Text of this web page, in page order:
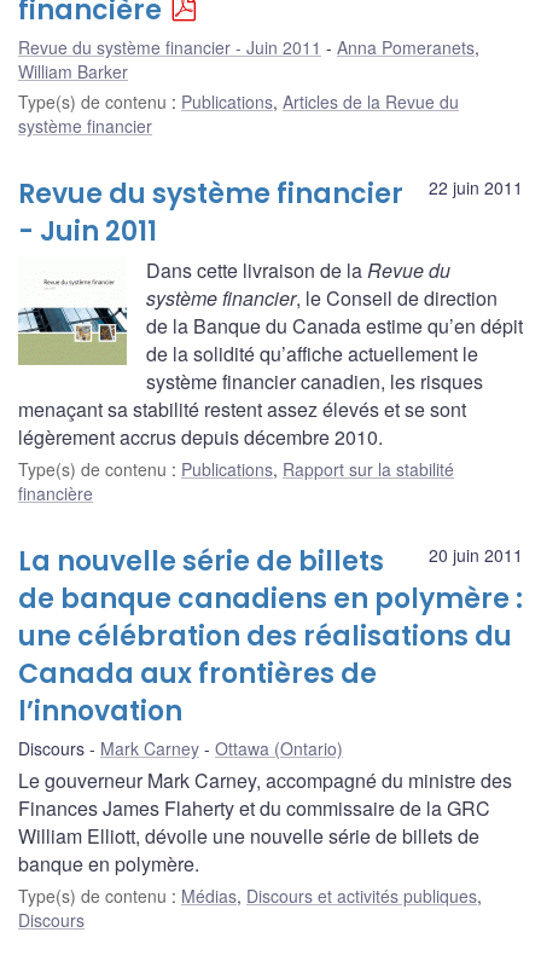
financière
Revue du système financier - Juin 2011 Anna Pomeranets,
William Barker
Type(s) de contenu : Publications, Articles de la Revue du
système financier
22 juin 2011
Revue du système financier
- Juin 2011
Dans cette livraison de laRevue du
système financier, le Conseil de direction
de la Banque du Canada estime qu’en dépit
de la solidité qu’affiche actuellement le
système financier canadien, les risques
menaçant sa stabilité restent assez élevés et se sont
légèrement accrus depuis décembre 2010.
Type(s) de contenu : Publications, Rapport sur la stabilité
financière
20 juin 2011
La nouvelle série de billets
de banque canadiens en polymère :
une célébration des réalisations du
Canada aux frontières de
l’innovation
Discours Mark Carney Ottawa (Ontario)
Le gouverneur Mark Carney, accompagné du ministre des
Finances James Flaherty et du commissaire de la GRC
William Elliott, dévoile une nouvelle série de billets de
banque en polymère.
Type(s) de contenu : Médias, Discours et activités publiques,
Discours